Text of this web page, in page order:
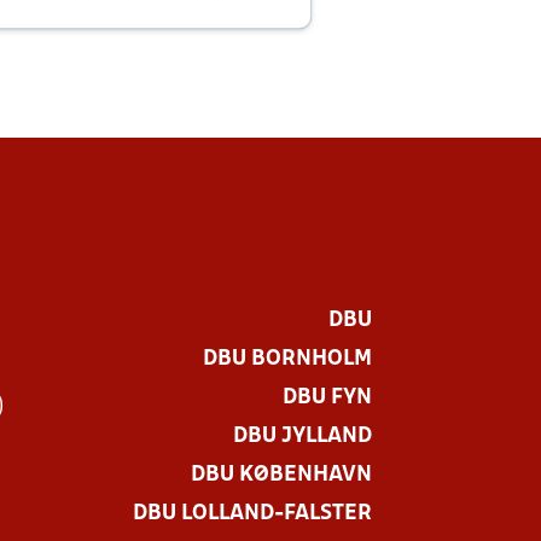
DBU
DBU BORNHOLM
DBU FYN
DBU JYLLAND
DBU KØBENHAVN
DBU LOLLAND-FALSTER